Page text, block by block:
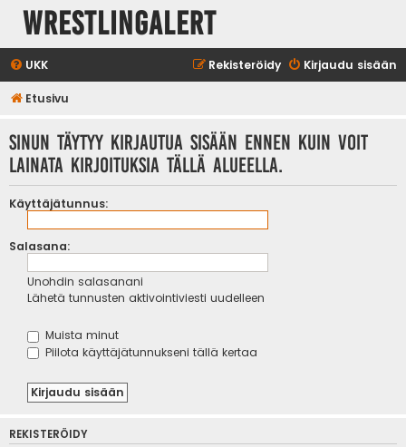
WrestlingAlert
UKK Kirjaudu sisään
Rekisteröidy
Etusivu
Sinun täytyy kirjautua sisään ennen kuin voit
lainata kirjoituksia tällä alueella.
Käyttäjätunnus:
Salasana:
Unohdin salasanani
Lähetä tunnusten aktivointiviesti uudelleen
Muista minut
Piilota käyttäjätunnukseni tällä kertaa
REKISTERÖIDY